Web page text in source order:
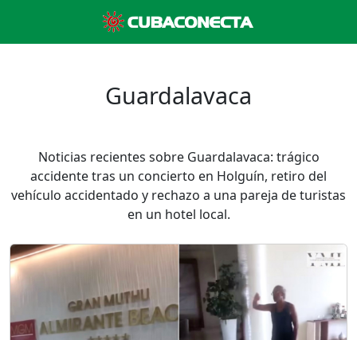
Guardalavaca
Noticias recientes sobre Guardalavaca: trágico
accidente tras un concierto en Holguín, retiro del
vehículo accidentado y rechazo a una pareja de turistas
en un hotel local.